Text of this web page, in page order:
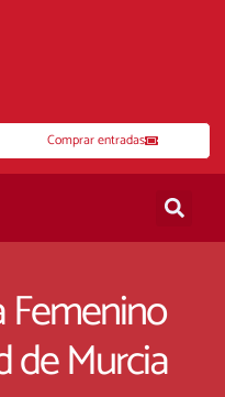
Comprar entradas
Femenino
de Murcia